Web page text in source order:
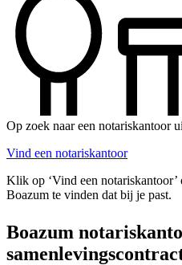
Op zoek naar een notariskantoor
Vind een notariskantoor
Klik op ‘Vind een notariskantoor’
Boazum te vinden dat bij je past.
Boazum